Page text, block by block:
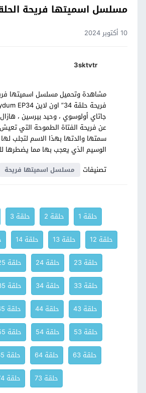
مسلسل اسميتها فريحة الحلقة
10 أكتوبر 2024
3sktvtr
جاتاي أولوسوي ، وحيد بيرسين ،
عن فريحة الفتاة الطموحة التي
سمتها والدتها بهذا الاسم لتجلب
الوسيم الذي يعجب بها مما يضطرها
تصنيفات
مسلسل اسميتها فريحة
حلقة 1 حلقة 2 حلقة 3
حلقة 12
حلقة 13 حلقة 14
حلقة 23
حلقة 24 حلقة 25
حلقة 33
حلقة 34 حلقة 35
حلقة 43
حلقة 44 حلقة 45
حلقة 53
حلقة 54 حلقة 55
حلقة 63
حلقة 64 حلقة 65
حلقة 73
حلقة 74